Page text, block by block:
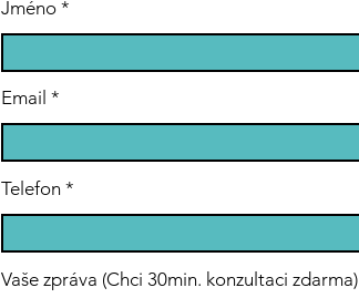
Jméno
Email
Telefon
Vaše zpráva (Chci 30min. konzultaci zdarma)